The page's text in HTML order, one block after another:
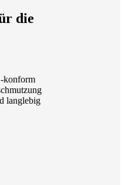
die
konform
langlebig